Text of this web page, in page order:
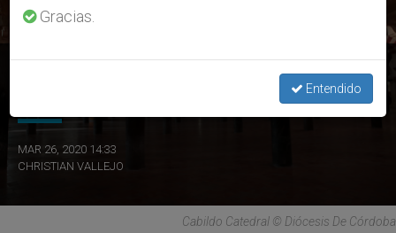
MAR 26, 2020 14:33
CHRISTIAN VALLEJO
Cabildo Catedral © Diócesis De Córdoba
Gracias.
Entendido